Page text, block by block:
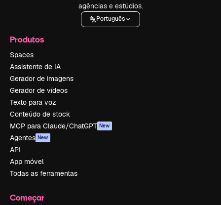
agências e estúdios.
Português
Produtos
Spaces
Assistente de IA
Gerador de imagens
Gerador de vídeos
Texto para voz
Conteúdo de stock
MCP para Claude/ChatGPT New
Agentes New
API
App móvel
Todas as ferramentas
Começar